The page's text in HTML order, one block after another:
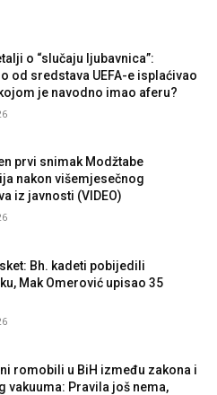
o “slučaju ljubavnica”:
od sredstava UEFA-e isplaćivao
je navodno imao aferu?
prvi snimak Modžtabe
nakon višemjesečnog
iz javnosti (VIDEO)
Bh. kadeti pobijedili
Mak Omerović upisao 35
romobili u BiH između zakona i
vakuuma: Pravila još nema,